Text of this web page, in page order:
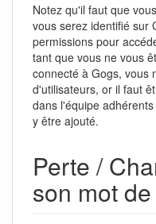
Notez qu'il faut que
vous serez identifié sur
permissions pour
tant que vous ne vous
connecté à Gogs, vous
d'utilisateurs, or il faut
dans l'équipe
y être ajouté.
Perte /
son mot